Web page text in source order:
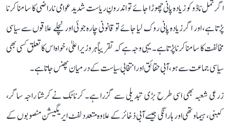
اگر تمل ناڈو کو زیادہ پانی چھوڑا جائے تو اندرونِ ریاست شدید عوامی ناراضی کا سامنا کرنا
پڑتا ہے، اور اگر زیادہ پانی روک لیا جائے تو قانونی چارہ جوئی اور نچلے علاقوں سے سیاسی
مخالفت کا سامنا کرنا پڑتا ہے۔ یہی وجہ ہے کہ تقریباً ہر وزیر اعلیٰ، خواہ اس کا تعلق کسی بھی
سیاسی جماعت سے ہو، آبی حقائق اور انتخابی سیاست کے درمیان پھنس جاتا ہے۔
زرعی شعبہ بھی اسی طرح بڑی تبدیلی سے گزرا ہے۔ کرناٹک نے کرشنا راجہ ساگر،
کبنی، ہیماوتھی اور ہارانگی جیسے آبی ذخائر کے علاوہ متعدد لفٹ ایریگیشن منصوبوں کے